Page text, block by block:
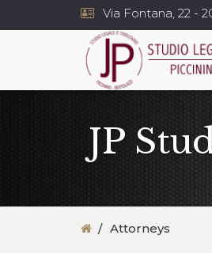
Via Fontana, 22 -
JP
Attorneys